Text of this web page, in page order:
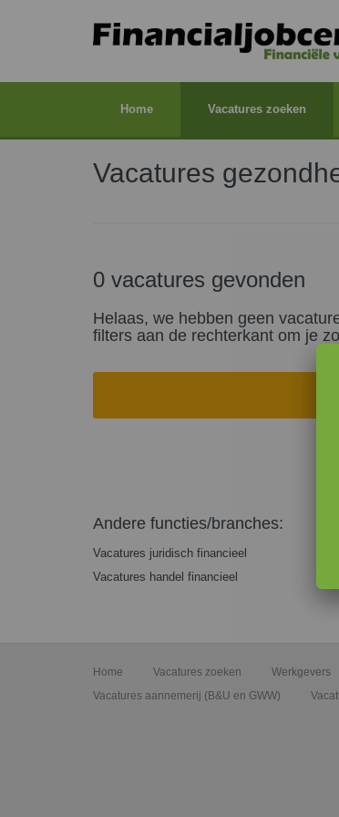
Home Vacatures zoeken
Vacatures
0 vacatures gevonden
Helaas, we hebben geen
filters aan de rechterkant om je
Andere functies/branches:
Vacatures juridisch financieel
Vacatures handel financieel
Home Vacatures zoeken Werkgevers
Vacatures aannemerij (B&U en GWW)